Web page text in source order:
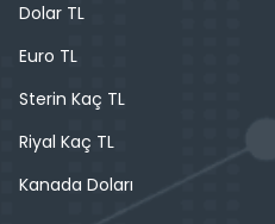
Dolar TL
Euro TL
Sterin Kaç TL
Riyal Kaç TL
Kanada Doları